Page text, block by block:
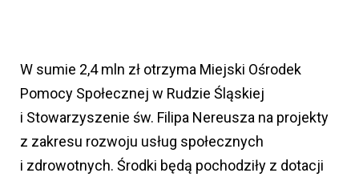
W sumie 2,4 mln zł otrzyma Miejski Ośrodek
Pomocy Społecznej w Rudzie Śląskiej
i Stowarzyszenie św. Filipa Nereusza na projekty
z zakresu rozwoju usług społecznych
i zdrowotnych. Środki będą pochodziły z dotacji